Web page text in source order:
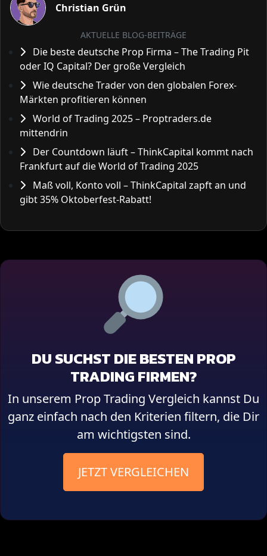
Christian Grün
AKTUELLE BLOG-BEITRÄGE
Die beste deutsche Prop Firma – The Trading Pit
oder IQ Capital? Der große Vergleich
Wie deutsche Trader von den globalen Forex-
Märkten profitieren können
World of Trading 2025 – Proptraders.de
mittendrin
Der Countdown läuft – ThinkCapital kommt nach
Frankfurt auf die World of Trading 2025
Maß voll, Konto voll – ThinkCapital zapft an und
gibt 35% Oktoberfest-Rabatt!
DU SUCHST DIE BESTEN PROP
TRADING FIRMEN?
In unserem Prop Trading Vergleich kannst Du
ganz einfach nach den Kriterien filtern, die Dir
am wichtigsten sind.
JETZT VERGLEICHEN